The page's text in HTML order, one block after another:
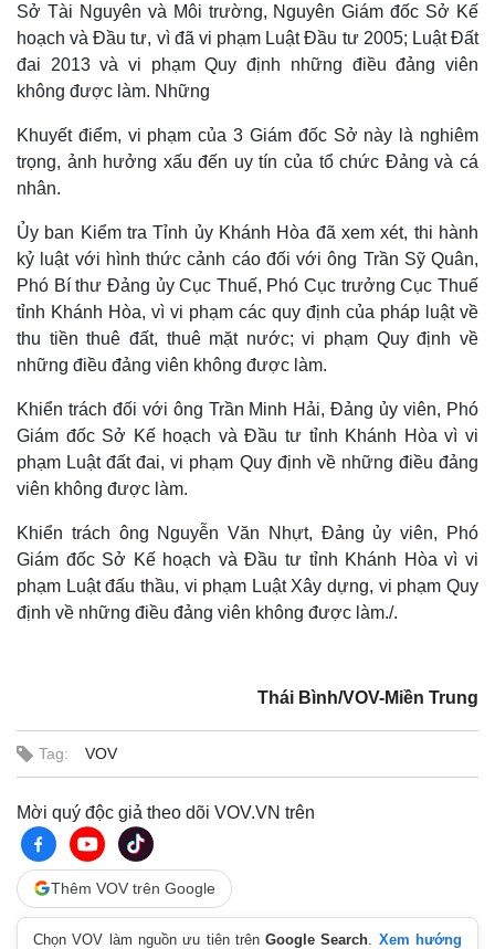
Sở Tài Nguyên và Môi trường, Nguyên Giám đốc Sở Kế
hoạch và Đầu tư, vì đã vi phạm Luật Đầu tư 2005; Luật Đất
đai 2013 và vi phạm Quy định những điều đảng viên
không được làm. Những
Khuyết điểm, vi phạm của 3 Giám đốc Sở này là nghiêm
trọng, ảnh hưởng xấu đến uy tín của tổ chức Đảng và cá
nhân.
Ủy ban Kiểm tra Tỉnh ủy Khánh Hòa đã xem xét, thi hành
kỷ luật với hình thức cảnh cáo đối với ông Trần Sỹ Quân,
Phó Bí thư Đảng ủy Cục Thuế, Phó Cục trưởng Cục Thuế
tỉnh Khánh Hòa, vì vi phạm các quy định của pháp luật về
thu tiền thuê đất, thuê mặt nước; vi phạm Quy định về
những điều đảng viên không được làm.
Khiển trách đối với ông Trần Minh Hải, Đảng ủy viên, Phó
Giám đốc Sở Kế hoạch và Đầu tư tỉnh Khánh Hòa vì vi
phạm Luật đất đai, vi phạm Quy định về những điều đảng
viên không được làm.
Khiển trách ông Nguyễn Văn Nhựt, Đảng ủy viên, Phó
Giám đốc Sở Kế hoạch và Đầu tư tỉnh Khánh Hòa vì vi
phạm Luật đấu thầu, vi phạm Luật Xây dựng, vi phạm Quy
định về những điều đảng viên không được làm./.
Thái Bình/VOV-Miền Trung
Tag: VOV
Mời quý độc giả theo dõi VOV.VN trên
Thêm VOV trên Google
Chọn VOV làm nguồn ưu tiên trênGoogle Search
Xem hướng